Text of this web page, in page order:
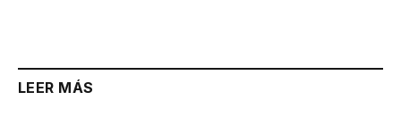
LEER MÁS